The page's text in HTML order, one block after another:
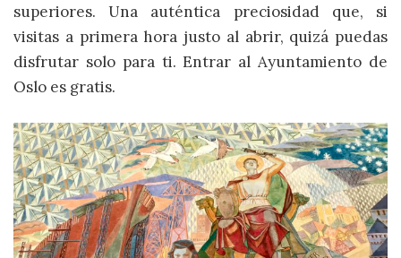
superiores. Una auténtica preciosidad que, si
visitas a primera hora justo al abrir, quizá puedas
disfrutar solo para ti. Entrar al Ayuntamiento de
Oslo es gratis.